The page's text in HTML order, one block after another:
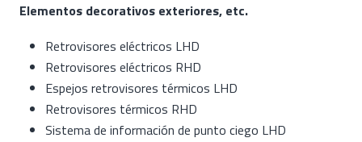
Elementos decorativos exteriores, etc.
Retrovisores eléctricos LHD
Retrovisores eléctricos RHD
Espejos retrovisores térmicos LHD
Retrovisores térmicos RHD
Sistema de información de punto ciego LHD